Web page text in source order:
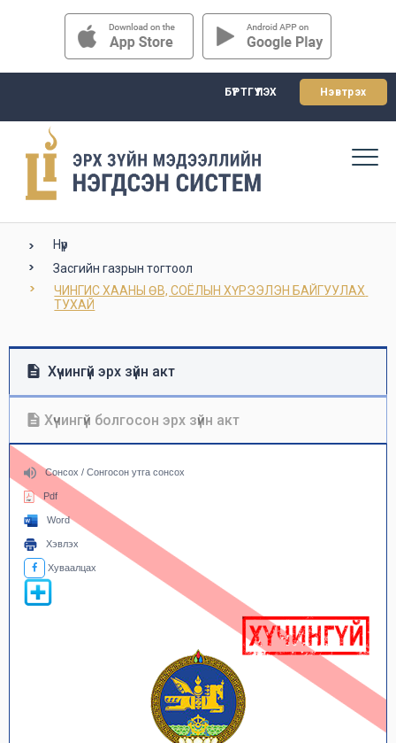
БҮРТГҮҮЛЭХ Нэвтрэх
Нүүр
Засгийн газрын тогтоол
ЧИНГИС ХААНЫ ӨВ, СОЁЛЫН ХҮРЭЭЛЭН БАЙГУУЛАХ
ТУХАЙ
Хүчингүй эрх зүйн акт
Хүчингүй болгосон эрх зүйн акт
Сонсох / Сонгосон утга сонсох
Pdf
Word
Хэвлэх
Хуваалцах